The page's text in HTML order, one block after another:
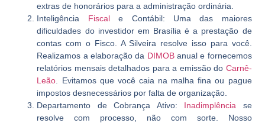
extras de honorários para a administração ordinária.
Inteligência Fiscale Contábil: Uma das maiores
dificuldades do investidor em Brasília é a prestação de
contas com o Fisco. A Silveira resolve isso para você.
Realizamos a elaboração da DIMOB anual e fornecemos
relatórios mensais detalhados para a emissão do Carnê-
Leão . Evitamos que você caia na malha fina ou pague
impostos desnecessários por falta de organização.
Departamento de Cobrança Ativo:
Inadimplência se
resolve com processo, não com sorte. Nosso